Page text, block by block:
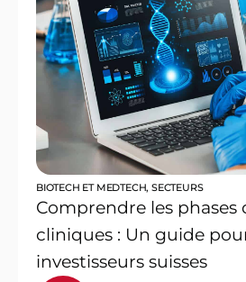
BIOTECH ET MEDTECH,SECTEURS
Comprendre les phases
cliniques : Un guide
investisseurs suisses